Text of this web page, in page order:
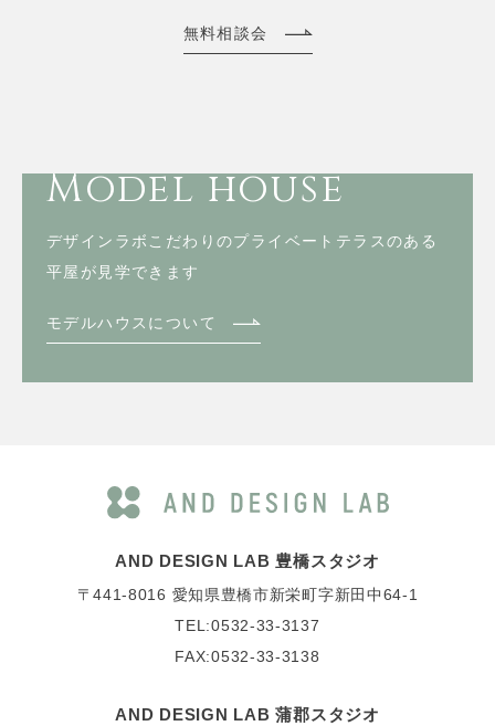
無料相談会
Model house
デザインラボこだわりのプライベートテラスのある
平屋が見学できます
モデルハウスについて
AND DESIGN LAB 豊橋スタジオ
〒441-8016 愛知県豊橋市新栄町字新田中64-1
TEL:0532-33-3137
FAX:0532-33-3138
AND DESIGN LAB 蒲郡スタジオ